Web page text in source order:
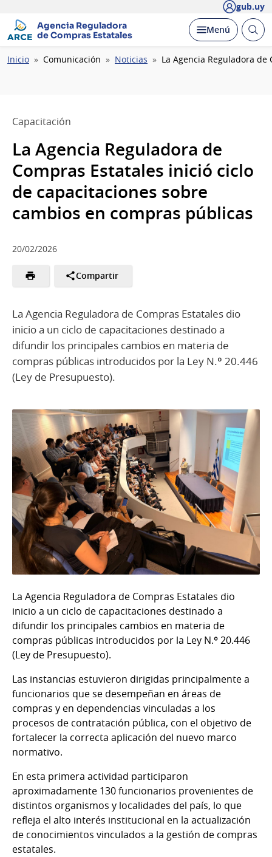
gub.uy
Agencia Reguladora
de Compras Estatales
Desplegar
Menú Abrir
Ruta
Inicio Comunicación Noticias La Agencia Reguladora de
Capacitación
La Agencia Reguladora de
Compras Estatales inició ciclo
de capacitaciones sobre
cambios en compras públicas
20/02/2026
Compartir
La Agencia Reguladora de Compras Estatales dio
inicio a un ciclo de capacitaciones destinado a
difundir los principales cambios en materia de
compras públicas introducidos por la Ley N.º 20.446
(Ley de Presupuesto).
La Agencia Reguladora de Compras Estatales dio
inicio a un ciclo de capacitaciones destinado a
difundir los principales cambios en materia de
compras públicas introducidos por la Ley N.º 20.446
(Ley de Presupuesto).
Las instancias estuvieron dirigidas principalmente a
funcionarios que se desempeñan en áreas de
compras y en dependencias vinculadas a los
procesos de contratación pública, con el objetivo de
fortalecer la correcta aplicación del nuevo marco
normativo.
En esta primera actividad participaron
aproximadamente 130 funcionarios provenientes de
distintos organismos y localidades del país, lo que
refleja el alto interés institucional en la actualización
de conocimientos vinculados a la gestión de compras
estatales.